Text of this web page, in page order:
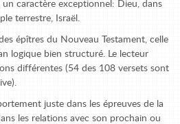
caractère exceptionnel: Dieu, dans
terrestre, Israël.
épîtres du Nouveau Testament, celle
logique bien structuré. Le lecteur
différentes (54 des 108 versets sont
juste dans les épreuves de la
les relations avec son prochain ou